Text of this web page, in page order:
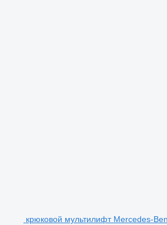
крюковой мультилифт Mercedes-